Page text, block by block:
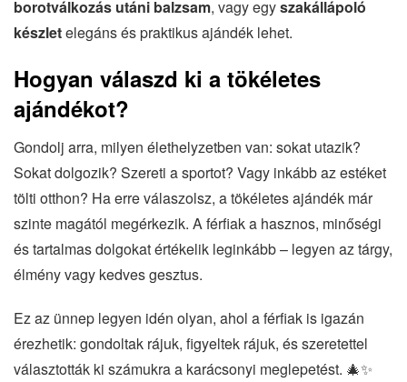
borotválkozás utáni balzsam, vagy egyszakállápoló
készletelegáns és praktikus ajándék lehet.
Hogyan válaszd ki a tökéletes
ajándékot?
Gondolj arra, milyen élethelyzetben van: sokat utazik?
Sokat dolgozik? Szereti a sportot? Vagy inkább az estéket
tölti otthon? Ha erre válaszolsz, a tökéletes ajándék már
szinte magától megérkezik. A férfiak a hasznos, minőségi
és tartalmas dolgokat értékelik leginkább – legyen az tárgy,
élmény vagy kedves gesztus.
Ez az ünnep legyen idén olyan, ahol a férfiak is igazán
érezhetik: gondoltak rájuk, figyeltek rájuk, és szeretettel
választották ki számukra a karácsonyi meglepetést. 🎄✨